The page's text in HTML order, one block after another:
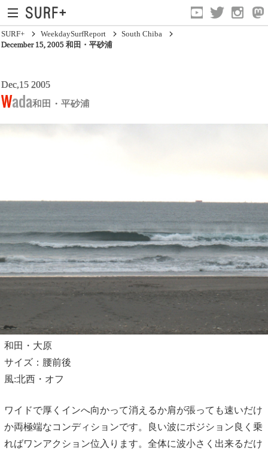
South Ibaraki
North Chiba
South Chiba
Monthly Archive
SURF+ WeekdaySurfReport
South Chiba
December 15, 2005 和田・平砂浦
Dec,15 2005
Wada和田・平砂浦
和田・大原
サイズ：腰前後
風:北西・オフ
ワイドで厚くインへ向かって消えるか肩が張っても速いだけ
か両極端なコンディションです。良い波にポジション良く乗
ればワンアクション位入ります。全体に波小さく出来るだけ